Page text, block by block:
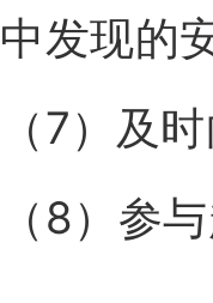
中发现的
（7）及
（8）参